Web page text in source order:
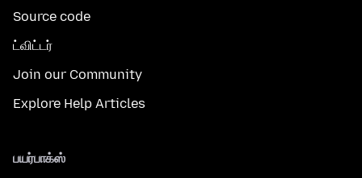
Source code
ட்விட்டர்
Join our Community
Explore Help Articles
பயர்பாக்ஸ்